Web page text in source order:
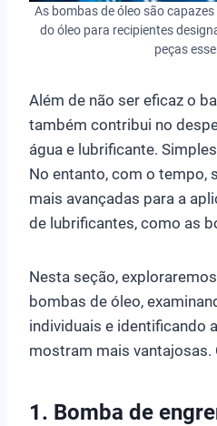
As bombas de óleo são
do óleo para recipientes
peças
Além de não ser eficaz o
também contribui no
água e lubrificante.
No entanto, com o tempo,
mais avançadas para a
de lubrificantes, como as
Nesta seção,
bombas de óleo,
individuais e identificando
mostram mais vantajosas.
1. Bomba de